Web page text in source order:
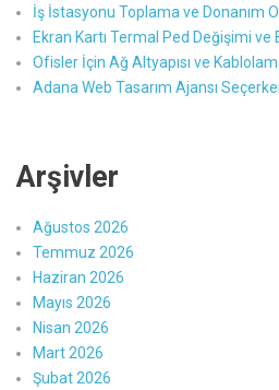
İş İstasyonu Toplama ve Donanım
Ekran Kartı Termal Ped Değişimi ve
Ofisler İçin Ağ Altyapısı ve
Adana Web Tasarım Ajansı
Arşivler
Ağustos 2026
Temmuz 2026
Haziran 2026
Mayıs 2026
Nisan 2026
Mart 2026
Şubat 2026